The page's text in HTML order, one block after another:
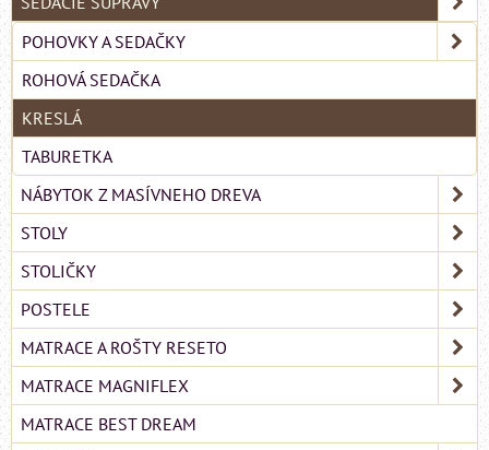
POHOVKY A SEDAČKY
ROHOVÁ SEDAČKA
KRESLÁ
TABURETKA
NÁBYTOK Z MASÍVNEHO DREVA
STOLY
STOLIČKY
POSTELE
MATRACE A ROŠTY RESETO
MATRACE MAGNIFLEX
MATRACE BEST DREAM